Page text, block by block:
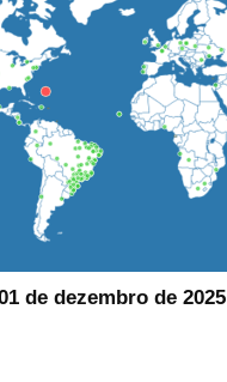
de dezembro de